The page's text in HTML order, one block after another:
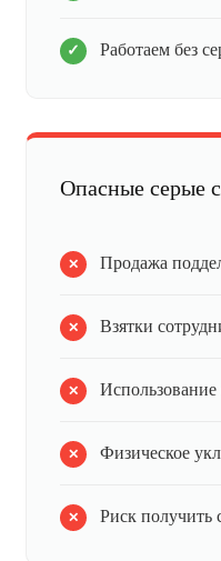
Работаем без
Опасные серые
Продажа
Взятки
Физическое
Риск получить